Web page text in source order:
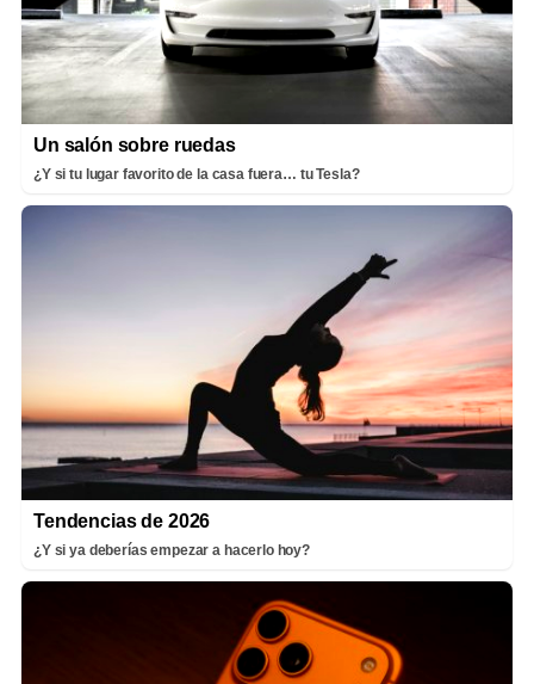
Un salón sobre ruedas
¿Y si tu lugar favorito de la casa fuera… tu Tesla?
Tendencias de 2026
¿Y si ya deberías empezar a hacerlo hoy?